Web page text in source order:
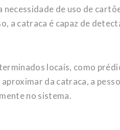
de uso de
a catraca é capaz de
locais, como
da catraca, a
no sistema.